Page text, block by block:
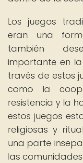
Los juegos
eran una
también
importante en
través de estos
como la
resistencia y la
estos juegos
religiosas y
una parte
las